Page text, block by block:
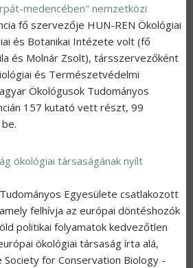
medencében" nemzetközi
fő szervezője HUN-REN Ökológiai
és Botanikai Intézete volt (fő
és Molnár Zsolt), társszervezőként
és Természetvédelmi
Ökológusok Tudományos
157 kutató vett részt, 99
ökológiai társaságának nyílt
Egyesülete csatlakozott
felhívja az európai döntéshozók
politikai folyamatok kedvezőtlen
ökológiai társaság írta alá,
for Conservation Biology -